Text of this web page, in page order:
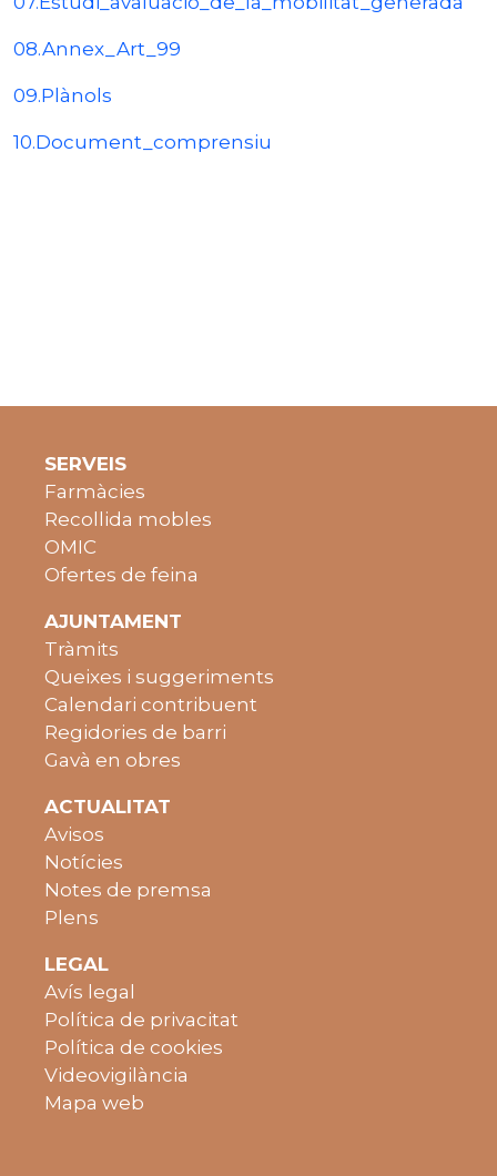
08.Annex_Art_99
09.Plànols
10.Document_comprensiu
SERVEIS
Farmàcies
Recollida mobles
OMIC
Ofertes de feina
AJUNTAMENT
Tràmits
Queixes i suggeriments
Calendari contribuent
Regidories de barri
Gavà en obres
ACTUALITAT
Avisos
Notícies
Notes de premsa
Plens
LEGAL
Avís legal
Política de privacitat
Política de cookies
Videovigilància
Mapa web